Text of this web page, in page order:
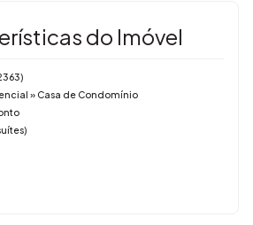
do Imóvel
» Casa de Condomínio